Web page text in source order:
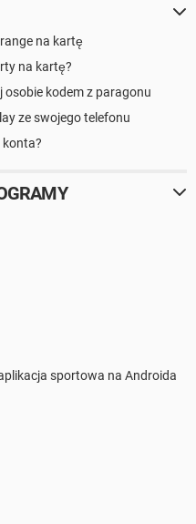
na kartę
na kartę?
osobie kodem z paragonu
ze swojego telefonu
konta?
sportowa na Androida